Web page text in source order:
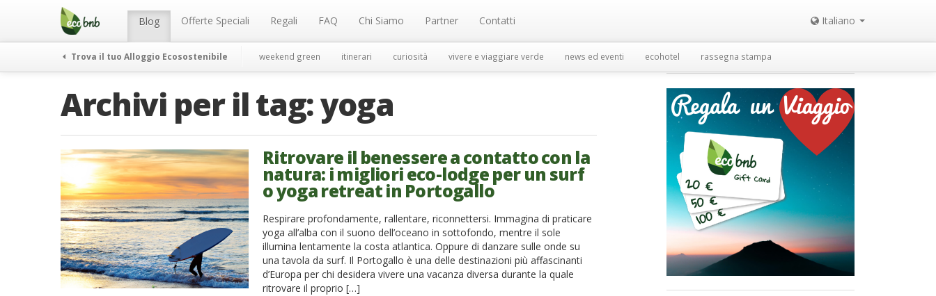
Menu Blog Offerte Speciali Regali FAQ Chi Siamo Partner Contatti Italiano
Trova il tuo Alloggio Ecosostenibile weekend green itinerari curiosità vivere e viaggiare verde news ed eventi ecohotel rassegna stampa
Archivi per il tag:yoga
Ritrovare il benessere a contatto con la
natura: i migliori eco-lodge per un surf
o yoga retreat in Portogallo
Respirare profondamente, rallentare, riconnettersi. Immagina di praticare
yoga all’alba con il suono dell’oceano in sottofondo, mentre il sole
illumina lentamente la costa atlantica. Oppure di danzare sulle onde su
una tavola da surf. Il Portogallo è una delle destinazioni più affascinanti
d’Europa per chi desidera vivere una vacanza diversa durante la quale
ritrovare il proprio […]